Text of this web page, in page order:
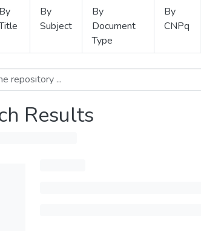
By
By
Subject
By
Document
Type
By
CNPq
Results